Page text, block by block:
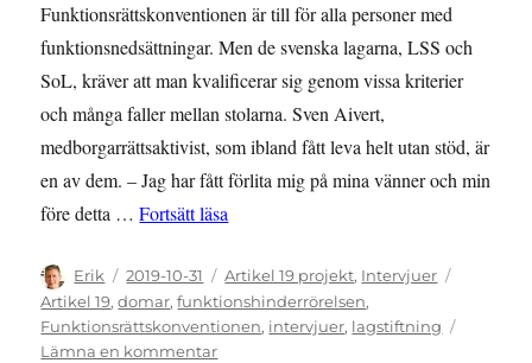
Funktionsrättskonventionen är till för alla personer med
funktionsnedsättningar. Men de svenska lagarna, LSS och
SoL, kräver att man kvalificerar sig genom vissa kriterier
och många faller mellan stolarna. Sven Aivert,
medborgarrättsaktivist, som ibland fått leva helt utan stöd, är
en av dem. – Jag har fått förlita mig på mina vänner och min
före detta …Fortsätt läsa
Författare
Erik
Publicerat
den
2019-10-31 Kategorier
Artikel 19 projekt, Intervjuer
Artikel 19,domar,funktionshinderrörelsen,
Funktionsrättskonventionen, intervjuer, lagstiftning
Lämna en kommentartill